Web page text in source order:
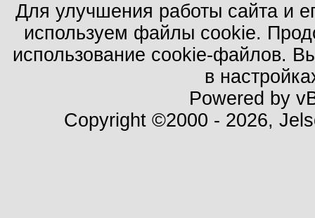
Для улучшения работы сайта и
используем файлы cookie.
использование cookie-файлов.
в
Powered by
Copyright ©2000 - 2026,